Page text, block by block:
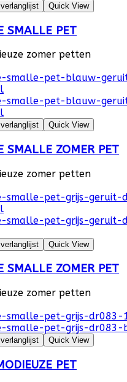
Quick View
SMALLE PET
zomer petten
Quick View
SMALLE ZOMER PET
zomer petten
Quick View
SMALLE ZOMER PET
zomer petten
Quick View
PET